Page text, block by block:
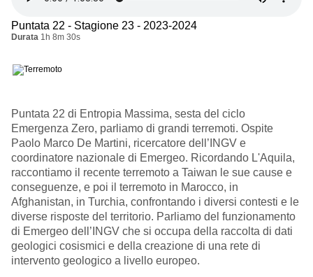
Puntata 22 - Stagione 23 - 2023-2024
Durata 1h 8m 30s
Puntata 22 di Entropia Massima, sesta del ciclo
Emergenza Zero, parliamo di grandi terremoti. Ospite
Paolo Marco De Martini, ricercatore dell’INGV e
coordinatore nazionale di Emergeo. Ricordando L'Aquila,
raccontiamo il recente terremoto a Taiwan le sue cause e
conseguenze, e poi il terremoto in Marocco, in
Afghanistan, in Turchia, confrontando i diversi contesti e le
diverse risposte del territorio. Parliamo del funzionamento
di Emergeo dell’INGV che si occupa della raccolta di dati
geologici cosismici e della creazione di una rete di
intervento geologico a livello europeo.